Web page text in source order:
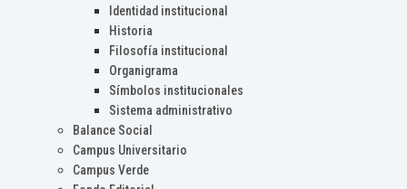
Identidad institucional
Historia
Filosofía institucional
Organigrama
Símbolos institucionales
Sistema administrativo
Balance Social
Campus Universitario
Campus Verde